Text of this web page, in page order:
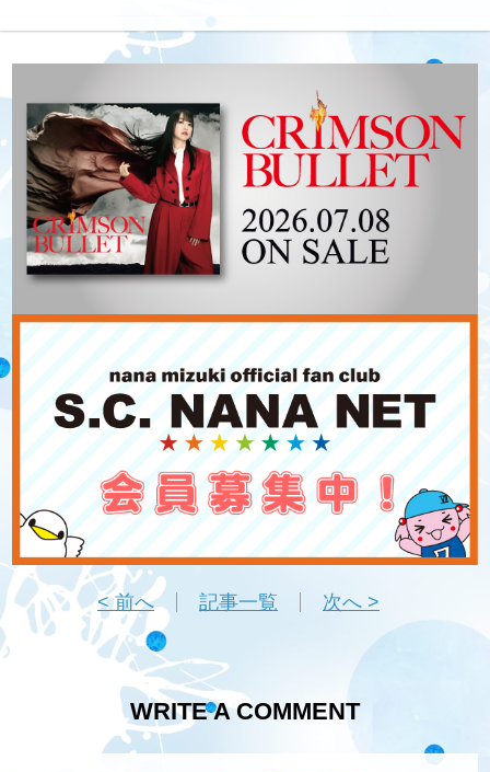
< 前へ 記事一覧 次へ >
WRITE A COMMENT